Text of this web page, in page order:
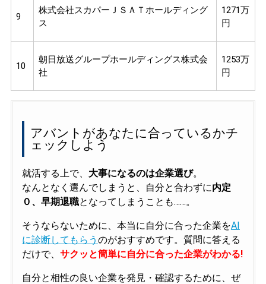
9
株式会社スカパーＪＳＡＴホールディング
ス
1271万
円
10
朝日放送グループホールディングス株式会
社
1253万
円
アバントがあなたに合っているかチ
ェックしよう
就活する上で、 大事になるのは企業選び。
なんとなく選んでしまうと、自分と合わずに内定
０、早期退職となってしまうことも……。
そうならないために、本当に自分に合った企業をAI
に診断してもらう のがおすすめです。質問に答える
だけで、 サクッと簡単に自分に合った企業がわかる!
自分と相性の良い企業を発見・確認するために、ぜ